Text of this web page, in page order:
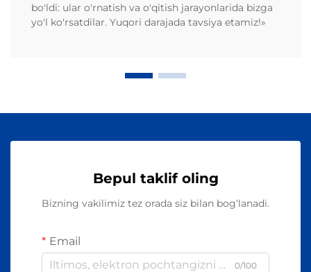
bo'ldi: ular o'rnatish va o'qitish jarayonlarida bizga
yo'l ko'rsatdilar. Yuqori darajada tavsiya etamiz!»
Bepul taklif oling
Bizning vakilimiz tez orada siz bilan bog‘lanadi.
Email
0/100